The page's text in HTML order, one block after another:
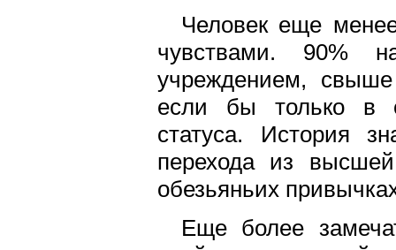
Человек еще
чувствами. 90%
учреждением,
если бы только в
статуса. История
перехода из
обезьяньих
Еще более